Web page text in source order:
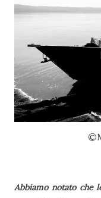
Abbiamo notato che